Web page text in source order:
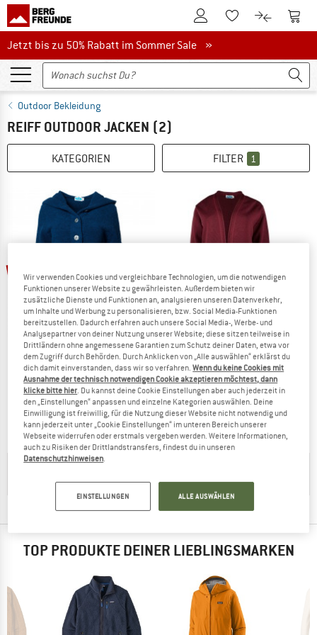
Zum KundenkontoZum Merkzettel.
Zum Zum
Jetzt bis zu 50% Rabatt im Sommer Sale
Jetzt bis zu 50% Rabatt im Sommer Sale »
Outdoor Bekleidung
REIFF OUTDOOR JACKEN (2)
KATEGORIEN FILTER 1
REIFF
Women's Wollfleecekapuzenjackee Mona
Merinojacke
219,95 €ab 131,97 €
4,8(12)
REIFF
Women's Jacke Maja
Merinojacke
132,95 €ab 86,42 €
5,0(7)
HILFREICHE TIPPS GIBT'S IN UNSERER
KAUFBERATUNG
TOP PRODUKTE DEINER LIEBLINGSMARKEN
Wir verwenden Cookies und vergleichbare Technologien, um die notwendigen
Funktionen unserer Website zu gewährleisten. Außerdem bieten wir
zusätzliche Dienste und Funktionen an, analysieren unseren Datenverkehr,
um Inhalte und Werbung zu personalisieren, bzw. Social Media-Funktionen
bereitzustellen. Dadurch erfahren auch unsere Social Media-, Werbe- und
Analysepartner von deiner Nutzung unserer Website; diese sitzen teilweise in
Drittländern ohne angemessene Garantien zum Schutz deiner Daten, etwa vor
dem Zugriff durch Behörden. Durch Anklicken von „Alle auswählen“ erklärst du
dich damit einverstanden, dass wir so verfahren.Wenn du keine Cookies mit
Ausnahme der technisch notwendigen Cookie akzeptieren möchtest, dann
klicke bitte hier . Du kannst deine Cookie Einstellungen aber auch jederzeit in
den „Einstellungen“ anpassen und einzelne Kategorien auswählen. Deine
Einwilligung ist freiwillig, für die Nutzung dieser Website nicht notwendig und
kann jederzeit unter „Cookie Einstellungen“ im unteren Bereich unserer
Webseite widerrufen oder erstmals vergeben werden. Weitere Informationen,
auch zu Risiken der Drittlandstransfers, findest du in unseren
Datenschutzhinweisen
EINSTELLUNGEN ALLE AUSWÄHLEN